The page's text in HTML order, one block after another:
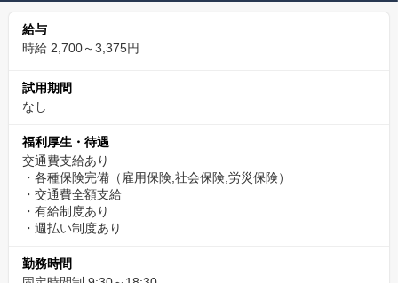
給与
時給 2,700～3,375円
試用期間
なし
福利厚生・待遇
交通費支給あり
・各種保険完備（雇用保険,社会保険,労災保険）
・交通費全額支給
・有給制度あり
・週払い制度あり
勤務時間